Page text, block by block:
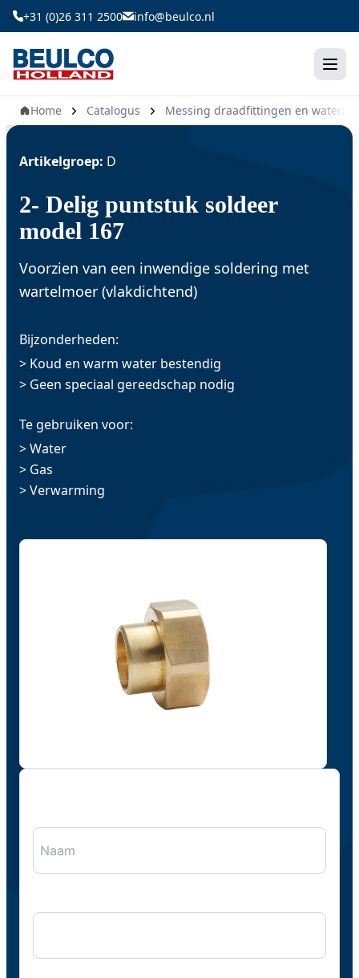
Ga
naar
de
inhoud
+31 (0)26 311 2500 info@beulco.nl
Home Catalogus Messing draadfittingen en
Artikelgroep: D
2- Delig puntstuk soldeer
model 167
Voorzien van een inwendige soldering met
wartelmoer (vlakdichtend)
Bijzonderheden:
> Koud en warm water bestendig
> Geen speciaal gereedschap nodig
Te gebruiken voor:
> Water
> Gas
> Verwarming